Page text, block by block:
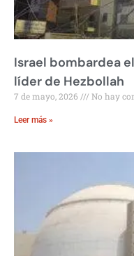
Israel bombardea
líder de Hezbollah
7 de mayo, 2026 No hay
Leer más »